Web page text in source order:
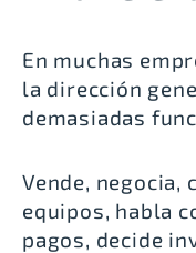
En muchas
la dirección
demasiadas
Vende, negocia,
equipos, habla
pagos, decide